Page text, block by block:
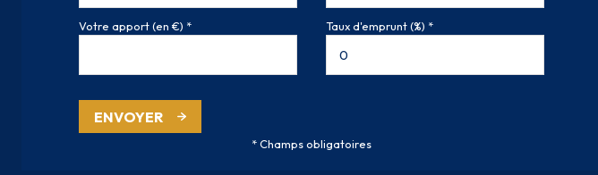
Votre apport (en €) * Taux d'emprunt (%) *
ENVOYER
* Champs obligatoires